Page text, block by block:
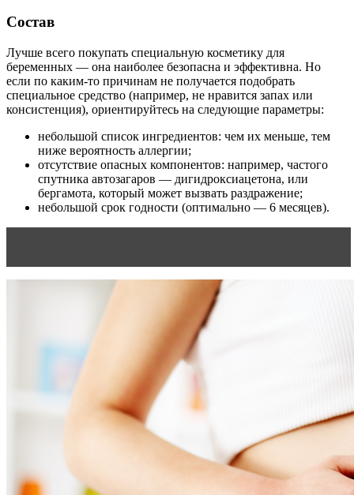
Состав
Лучше всего покупать специальную косметику для
беременных — она наиболее безопасна и эффективна. Но
если по каким-то причинам не получается подобрать
специальное средство (например, не нравится запах или
консистенция), ориентируйтесь на следующие параметры:
небольшой список ингредиентов: чем их меньше, тем
ниже вероятность аллергии;
отсутствие опасных компонентов: например, частого
спутника автозагаров — дигидроксиацетона, или
бергамота, который может вызвать раздражение;
небольшой срок годности (оптимально — 6 месяцев).